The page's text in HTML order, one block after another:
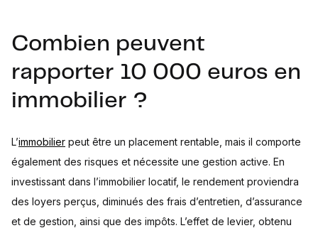
Combien peuvent
rapporter 10 000 euros en
immobilier ?
L’immobilier peut être un placement rentable, mais il comporte
également des risques et nécessite une gestion active. En
investissant dans l’immobilier locatif, le rendement proviendra
des loyers perçus, diminués des frais d’entretien, d’assurance
et de gestion, ainsi que des impôts. L’effet de levier, obtenu